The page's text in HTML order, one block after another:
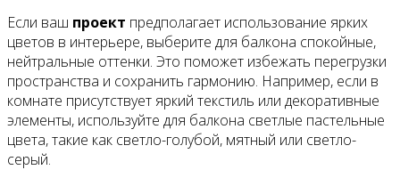
Если ваш проект предполагает использование ярких
цветов в интерьере, выберите для балкона спокойные,
нейтральные оттенки. Это поможет избежать перегрузки
пространства и сохранить гармонию. Например, если в
комнате присутствует яркий текстиль или декоративные
элементы, используйте для балкона светлые пастельные
цвета, такие как светло-голубой, мятный или светло-
серый.